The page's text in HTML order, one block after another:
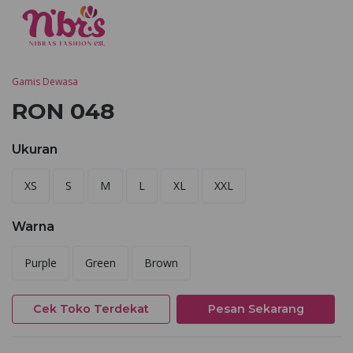
Gamis Dewasa
RON 048
Ukuran
XS S M L XL XXL
Warna
Purple Green Brown
Cek Toko Terdekat Pesan Sekarang